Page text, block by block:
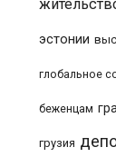
эстонии
глобальное
беженцам
грузия